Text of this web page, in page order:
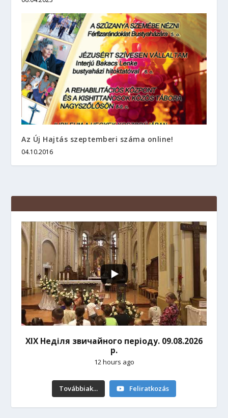
Az Új Hajtás szeptemberi száma online!
04.10.2016
ХІХ Неділя звичайного періоду. 09.08.2026
р.
12 hours ago
Továbbiak... Feliratkozás